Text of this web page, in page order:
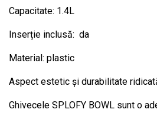
Capacitate: 1.4L
Inserție inclusă: da
Material: plastic
Aspect estetic și durabilitate
Ghivecele SPLOFY BOWL sunt o